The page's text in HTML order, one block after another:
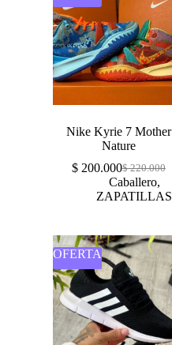
Nike Kyrie 7 Mother
Nature
$220.000
$200.000
Caballero,
ZAPATILLAS
OFERTA